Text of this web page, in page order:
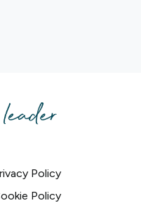
Policy
Policy